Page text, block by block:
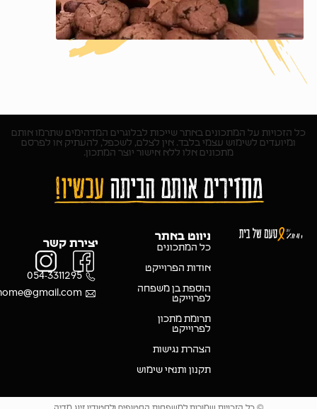
כל הזכויות על המתכונים באתר שייכות לבלוגרים המדהימים שתרמו אותם
ומיועדים לשימוש עצמי בלבד. אין לצלם, לשכפל, להעתיק או לפרסם
מתכונים אלו ללא אישור יוצר המתכון.
ניווט באתר
כל המתכונים
אודות הפרוייקט
הוספת בן משפחה
לפרוייקט
תרומת מתכון
לפרוייקט
הצהרת נגישות
תקנון ותנאי שימוש
יצירת קשר
054-3311295